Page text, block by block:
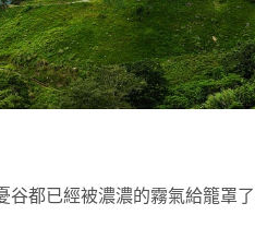
谷都已經被濃濃的霧氣給籠罩了